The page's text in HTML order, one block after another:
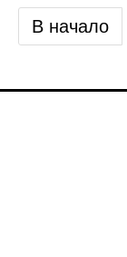
В начало